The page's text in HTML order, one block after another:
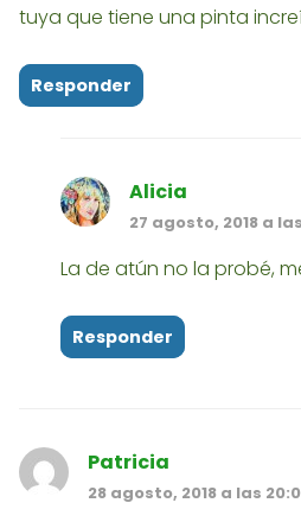
tuya que tiene una pinta
Responder
Alicia
27 agosto, 2018 a las
La de atún no la probé,
Responder
Patricia
28 agosto, 2018 a las